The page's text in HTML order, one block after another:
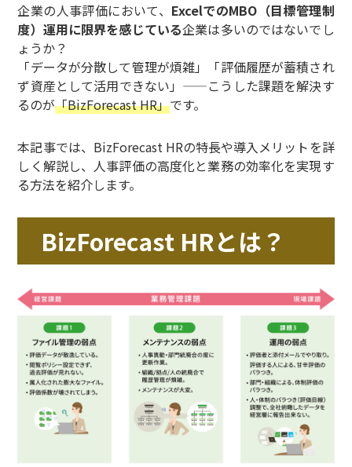
企業の人事評価において、 ExcelでのMBO（目標管理制
度）運用に限界を感じている企業は多いのではないでし
ょうか？
「データが分散して管理が煩雑」「評価履歴が蓄積され
ず資産として活用できない」——こうした課題を解決す
るのが「BizForecast HR」です。
本記事では、BizForecast HRの特長や導入メリットを詳
しく解説し、人事評価の高度化と業務の効率化を実現す
る方法を紹介します。
BizForecast HRとは？